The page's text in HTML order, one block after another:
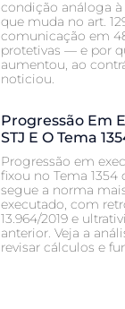
condição análoga à
que muda no art.
comunicação em
protetivas — e por
aumentou, ao
noticiou.
Progressão Em
STJ E O Tema
Progressão em
fixou no Tema
segue a norma
executado, com
13.964/2019 e
anterior. Veja a
revisar cálculos e